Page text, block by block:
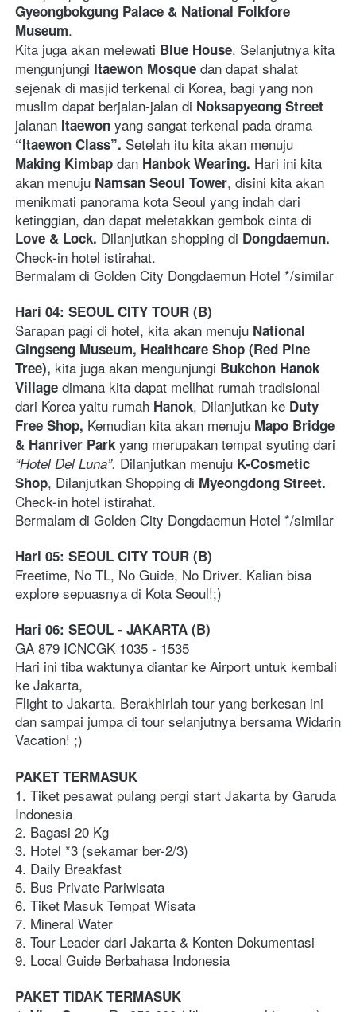
Gyeongbokgung Palace & National Folkfore
Museum.
Kita juga akan melewati Blue House. Selanjutnya kita
mengunjungi Itaewon Mosque dan dapat shalat
sejenak di masjid terkenal di Korea, bagi yang non
muslim dapat berjalan-jalan di Noksapyeong Street
jalanan Itaewon
“Itaewon Class”.
Making Kimbap dan Hanbok Wearing. Hari ini kita
akan menuju Namsan Seoul Tower, disini kita akan
menikmati panorama kota Seoul yang indah dari
Love & Lock. Dilanjutkan shopping di Dongdaemun.
Check-in hotel istirahat.
Hari 04: SEOUL CITY TOUR (B)
Sarapan pagi di hotel, kita akan menuju National
Gingseng Museum, Healthcare Shop (Red Pine
Tree), kita juga akan mengunjungi Bukchon Hanok
Village dimana kita dapat melihat rumah tradisional
dari Korea yaitu rumah Hanok, Dilanjutkan ke Duty
Free Shop, Kemudian kita akan menuju Mapo Bridge
& Hanriver Park
“Hotel Del Luna”. Dilanjutkan menuju K-Cosmetic
Shop, Dilanjutkan Shopping di Myeongdong Street.
Check-in hotel istirahat.
Hari 05: SEOUL CITY TOUR (B)
Freetime, No TL, No Guide, No Driver. Kalian bisa
explore sepuasnya di Kota Seoul!;)
Hari 06: SEOUL - JAKARTA (B)
GA 879 ICNCGK 1035 - 1535
Hari ini tiba waktunya diantar ke Airport untuk kembali
ke Jakarta,
Flight to Jakarta. Berakhirlah tour yang berkesan ini
dan sampai jumpa di tour selanjutnya bersama Widarin
Vacation! ;)
PAKET TERMASUK
1. Tiket pesawat pulang pergi start Jakarta by Garuda
Indonesia
2. Bagasi 20 Kg
3. Hotel *3 (sekamar ber-2/3)
4. Daily Breakfast
5. Bus Private Pariwisata
6. Tiket Masuk Tempat Wisata
7. Mineral Water
8. Tour Leader dari Jakarta & Konten Dokumentasi
9. Local Guide Berbahasa Indonesia
PAKET TIDAK TERMASUK